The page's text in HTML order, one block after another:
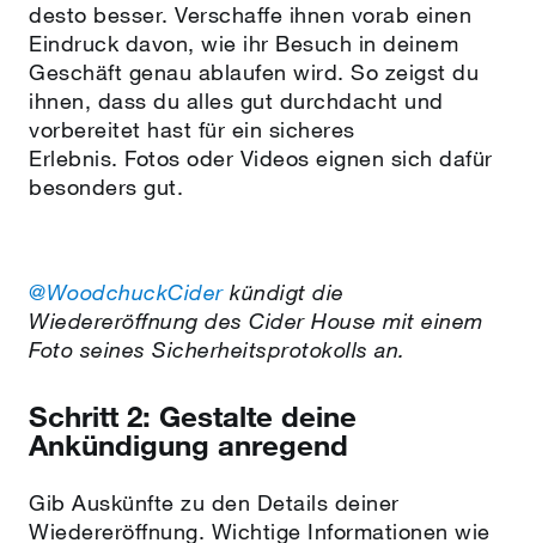
desto besser. Verschaffe ihnen vorab einen
Eindruck davon, wie ihr Besuch in deinem
Geschäft genau ablaufen wird. So zeigst du
ihnen, dass du alles gut durchdacht und
vorbereitet hast für ein sicheres
Erlebnis. Fotos oder Videos eignen sich dafür
besonders gut.
@WoodchuckCiderkündigt die
Wiedereröffnung des Cider House mit einem
Foto seines Sicherheitsprotokolls an.
Schritt 2: Gestalte deine
Ankündigung anregend
Gib Auskünfte zu den Details deiner
Wiedereröffnung. Wichtige Informationen wie